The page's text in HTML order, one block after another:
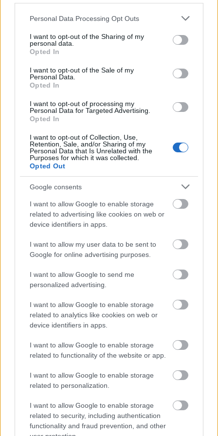
Please note that this website/app uses one or more Google
not limited to your visit or usage behaviour. You may click to
grant or deny consent to Google and its third-party tags to
use your data for below specified purposes in below Google
consent section.
Personal Data Processing Opt Outs
I want to opt-out of the Sharing of my
personal data.
Opted In
I want to opt-out of the Sale of my
Personal Data.
Opted In
I want to opt-out of processing my
Personal Data for Targeted Advertising.
Opted In
I want to opt-out of Collection, Use,
Retention, Sale, and/or Sharing of my
Personal Data that Is Unrelated with the
Purposes for which it was collected.
Opted Out
Google consents
I want to allow Google to enable storage
related to advertising like cookies on web or
device identifiers in apps.
I want to allow my user data to be sent to
Google for online advertising purposes.
I want to allow Google to send me
personalized advertising.
I want to allow Google to enable storage
related to analytics like cookies on web or
device identifiers in apps.
I want to allow Google to enable storage
related to functionality of the website or app.
I want to allow Google to enable storage
related to personalization.
I want to allow Google to enable storage
related to security, including authentication
functionality and fraud prevention, and other
"Ez egy állapot, ami sosem állapodik
meg"
A diagnosztikai folyamat: egy kihívásokkal teli,
NeuroHarmonia2020•2024. október 02.
Elindulni azon az úton, amit egy diagnosztikai
folyamat jelent...kicsit hasonlít talán ahhoz, mint
amikor Dorothy házát felkapja a forgószél és Kansas
elszáll alóla. Azonban a helyre, ahová kerül, nem
egyedül jut el, hiszen vele van Toto kutya és
Csodaországban is hamar barátokra, társakra és
A kaleidoszkópon innen és túl
~ gondolatok a diagnosztikáról és annak
lehetséges pozitív hatásairől ~